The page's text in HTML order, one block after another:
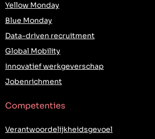
Yellow Monday
Blue Monday
Data-driven recruitment
Global Mobility
Innovatief werkgeverschap
Jobenrichment
Competenties
Verantwoordelijkheidsgevoel